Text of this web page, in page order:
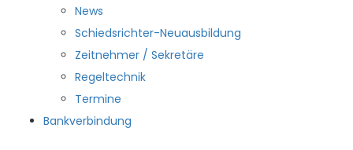
News
Schiedsrichter-Neuausbildung
Zeitnehmer / Sekretäre
Regeltechnik
Termine
Bankverbindung